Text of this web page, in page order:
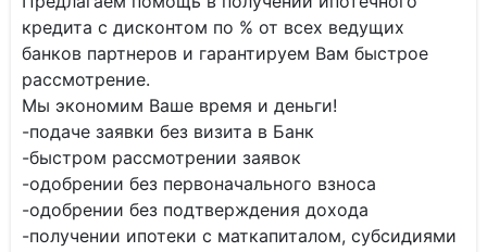
кредита с дисконтом по % от всех ведущих
банков партнеров и гарантируем Вам быстрое
рассмотрение.
Мы экономим Ваше время и деньги!
-подаче заявки без визита в Банк
-быстром рассмотрении заявок
-одобрении без первоначального взноса
-одобрении без подтверждения дохода
-получении ипотеки с маткапиталом, субсидиями